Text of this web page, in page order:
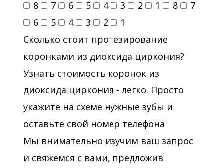
8 7 6 5 4 3 2 1 8
7
6
5 4 3 2
1
Сколько стоит протезирование
коронками из диоксида циркония?
Узнать стоимость коронок из
диоксида циркония - легко. Просто
укажите на схеме нужные зубы и
оставьте свой номер телефона
Мы внимательно изучим ваш запрос
и свяжемся с вами, предложив